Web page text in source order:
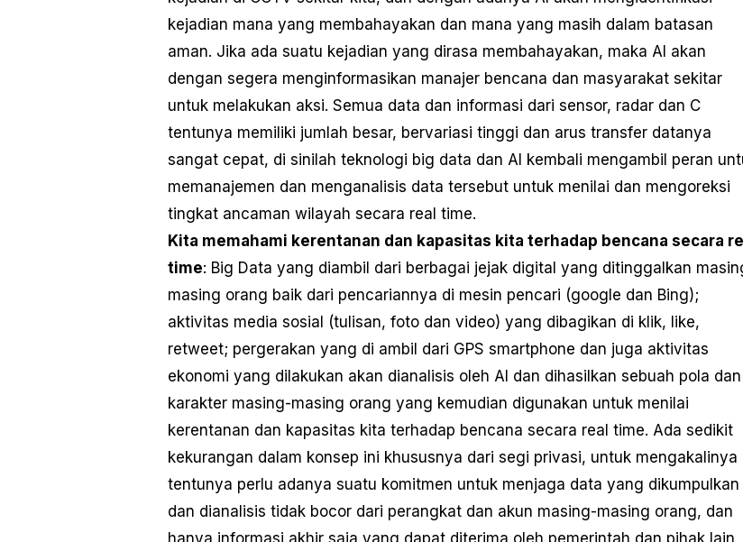
kejadian mana yang membahayakan dan mana yang masih dalam batasan
aman. Jika ada suatu kejadian yang dirasa membahayakan, maka AI akan
dengan segera menginformasikan manajer bencana dan masyarakat sekitar
untuk melakukan aksi. Semua data dan informasi dari sensor, radar dan C
tentunya memiliki jumlah besar, bervariasi tinggi dan arus transfer datanya
sangat cepat, di sinilah teknologi big data dan AI kembali mengambil peran
memanajemen dan menganalisis data tersebut untuk menilai dan mengoreksi
tingkat ancaman wilayah secara real time.
Kita memahami kerentanan dan kapasitas kita terhadap bencana secara
time: Big Data yang diambil dari berbagai jejak digital yang ditinggalkan
masing orang baik dari pencariannya di mesin pencari (google dan Bing);
aktivitas media sosial (tulisan, foto dan video) yang dibagikan di klik, like,
retweet; pergerakan yang di ambil dari GPS smartphone dan juga aktivitas
ekonomi yang dilakukan akan dianalisis oleh AI dan dihasilkan sebuah pola dan
karakter masing-masing orang yang kemudian digunakan untuk menilai
kerentanan dan kapasitas kita terhadap bencana secara real time. Ada sedikit
kekurangan dalam konsep ini khususnya dari segi privasi, untuk mengakalinya
tentunya perlu adanya suatu komitmen untuk menjaga data yang dikumpulkan
dan dianalisis tidak bocor dari perangkat dan akun masing-masing orang, dan
hanya informasi akhir saja yang dapat diterima oleh pemerintah dan pihak lain